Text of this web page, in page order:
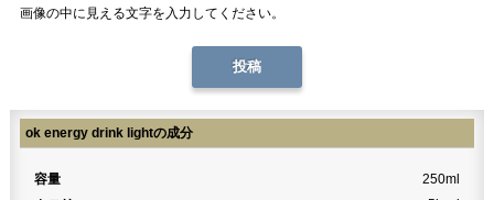
画像の中に見える文字を入力してください。
ok energy drink lightの成分
容量
250ml